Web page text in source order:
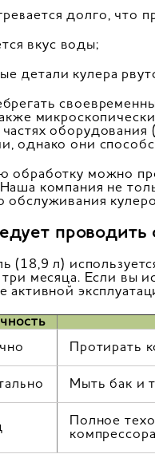
долго, что
вкус воды;
детали кулера
однако они
обработку можно
компания не
обслуживания
(18,9 л)
месяца. Если вы
активной
Протирать
Мыть бак и
Полное